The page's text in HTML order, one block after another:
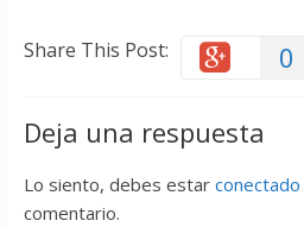
Share This Post: 0
Deja una respuesta
Lo siento, debes estar conectado
comentario.